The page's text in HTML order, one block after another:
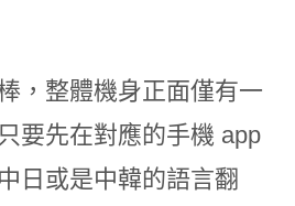
，整體機身正面僅有一
要先在對應的手機 app
日或是中韓的語言翻